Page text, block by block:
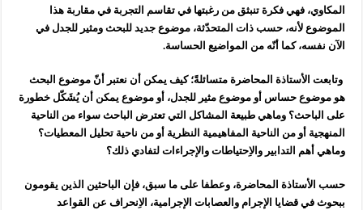
المكاوي، فهي فكرة تنبثق من رغبتها في تقاسم التجربة في مقاربة هذا
الموضوع لأنه، حسب ذات المتحدّثة، موضوع جديد للبحث ومثير للجدل في
الآن نفسه، كما أنّه من المواضيع الحساسة.
وتابعت الأستاذة المحاضرة متسائلةً؛ كيف يمكن أن نعتبر أنّ موضوع البحث
هو موضوع حساس أو موضوع مثير للجدل، أو موضوع يمكن أن يُشَكّل خطورة
على الباحث؟ وماهي طبيعة المشاكل التي تعترض الباحث سواء من الناحية
المنهجية أو من الناحية المفاهيمية النظرية أو من ناحية تحليل المعطيات؟
وماهي أهم التدابير والاِحتياطات والإجراءات لتفادي ذلك؟
حسب الأستاذة المحاضرة، وعطفا على ما سبق، فإن الباحثين الذين يقومون
ببحوث في قضايا الإجرام والعصابات الإجرامية، الاِنحراف عن القواعد